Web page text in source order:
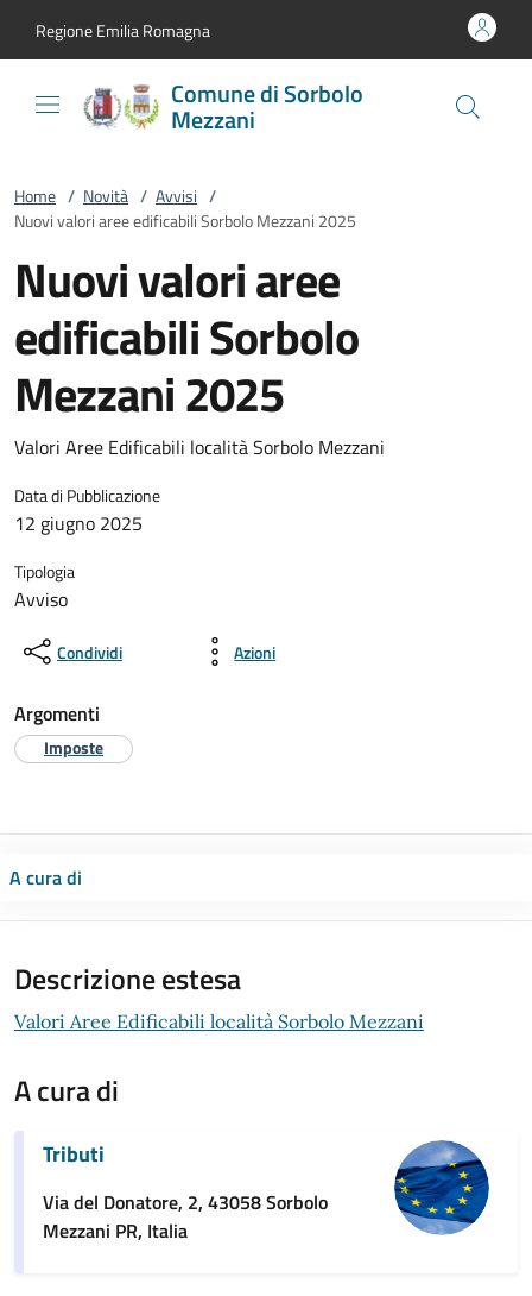
Regione Emilia Romagna
Comune di Sorbolo
Mezzani
Home / Novità / Avvisi /
Nuovi valori aree edificabili Sorbolo Mezzani 2025
Nuovi valori aree
edificabili Sorbolo
Mezzani 2025
Valori Aree Edificabili località Sorbolo Mezzani
Data di Pubblicazione
12 giugno 2025
Tipologia
Avviso
Condividi Azioni
Argomenti
Imposte
A cura di
Descrizione estesa
Valori Aree Edificabili località Sorbolo Mezzani
A cura di
Tributi
Via del Donatore, 2, 43058 Sorbolo
Mezzani PR, Italia